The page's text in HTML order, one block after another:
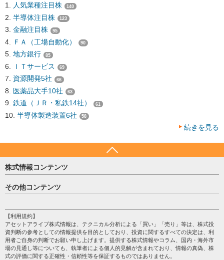
人気業種注目株 140
半導体注目株 123
金融注目株 95
ＦＡ（工場自動化） 90
地方銀行 85
ＩＴサービス 69
資源開発5社 66
医薬品大手10社 63
鉄道（ＪＲ・私鉄14社） 61
半導体製造装置6社 58
続きを見る
株式情報コンテンツ
日経平均
売買シグナル
注目銘柄
株テーマ情報
海外市況
投資カレンダー
格付け情報
その他コンテンツ
個人情報保護方針
プライバシーポリシー
会社案内
サイトマップ
【利用規約】
アセットアライブ株式情報は、テクニカル分析による「買い」「売り」等は、株式投
資判断の参考としての情報提供を目的としており、投資に関するすべての決定は、利
用者ご自身の判断でお願い申し上げます。提供する株式情報やコラム、国内・海外市
場の見通し等についても、執筆者による個人的見解が含まれており、情報の真偽、株
式の評価に関する正確性・信頼性等を保証するものではありません。